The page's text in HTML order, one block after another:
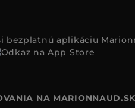
bezplatnú aplikáciu
NA